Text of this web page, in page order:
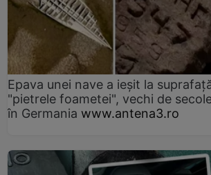
Epava unei nave a ieșit la
"pietrele foametei", vechi de
în Germania www.antena3.ro